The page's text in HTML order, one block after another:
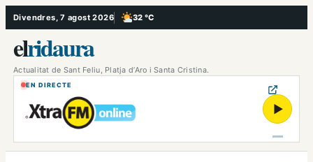
Vés
al
contingut
Divendres, 7 agost 2026 32 °C
, Poc ennuvolat
elridaura
Actualitat de Sant Feliu, Platja d’Aro i Santa Cristina.
EN DIRECTE
▶